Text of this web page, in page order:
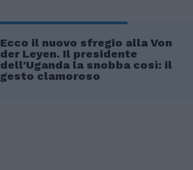
Ecco il nuovo sfregio alla Von
der Leyen. Il presidente
dell'Uganda la snobba così: il
gesto clamoroso